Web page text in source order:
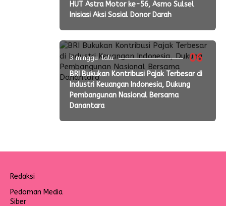
HUT Astra Motor ke-56, Asmo Sulsel
Inisiasi Aksi Sosial Donor Darah
06
3 minggu lalu
BRI Bukukan Kontribusi Pajak Terbesar di
Industri Keuangan Indonesia, Dukung
Pembangunan Nasional Bersama
Danantara
Redaksi
Pedoman Media
Siber